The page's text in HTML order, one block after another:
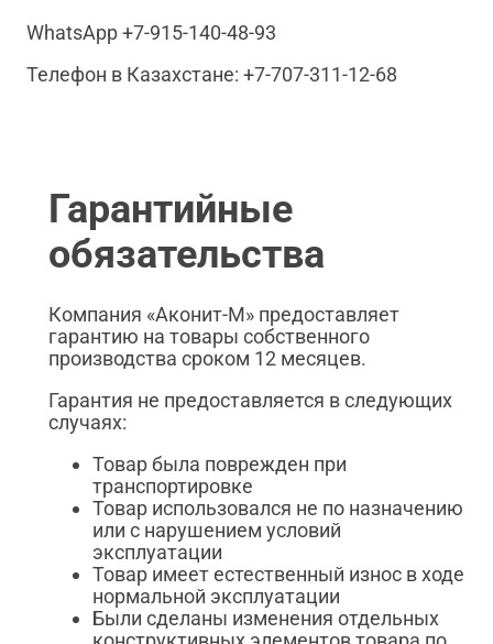
WhatsApp +7-915-140-48-93
Телефон в Казахстане: +7-707-311-12-68
Гарантийные
обязательства
Компания «Аконит-М» предоставляет
гарантию на товары собственного
производства сроком 12 месяцев.
Гарантия не предоставляется в следующих
случаях:
Товар была поврежден при
транспортировке
Товар использовался не по назначению
или с нарушением условий
эксплуатации
Товар имеет естественный износ в ходе
нормальной эксплуатации
Были сделаны изменения отдельных